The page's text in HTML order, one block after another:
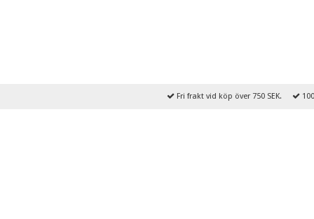
Fri frakt vid köp över 750 SEK.